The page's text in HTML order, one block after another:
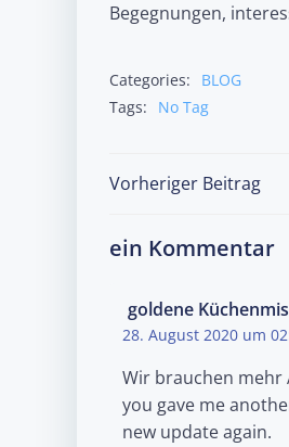
Begegnungen,
Categories:
BLOG
Tags:
No Tag
Post
navigation
Vorheriger Beitrag
ein Kommentar
goldene
28. August 2020 um
Wir brauchen mehr
you gave me
new update again.